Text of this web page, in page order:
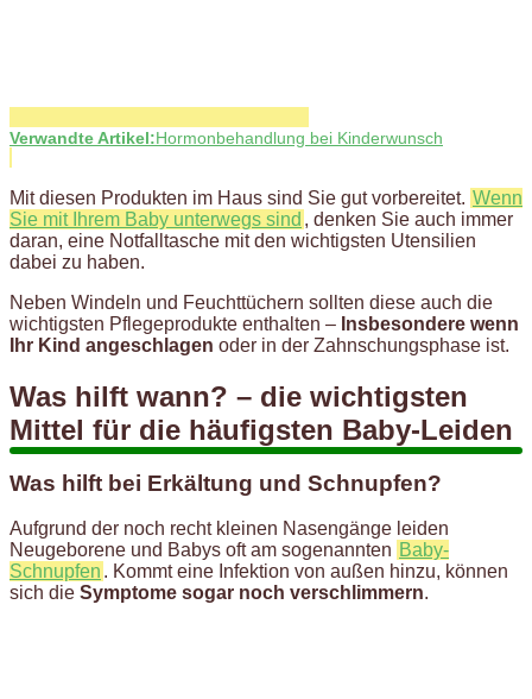
Verwandte Artikel:Hormonbehandlung bei Kinderwunsch
Mit diesen Produkten im Haus sind Sie gut vorbereitet. Wenn
Sie mit Ihrem Baby unterwegs sind , denken Sie auch immer
daran, eine Notfalltasche mit den wichtigsten Utensilien
dabei zu haben.
Neben Windeln und Feuchttüchern sollten diese auch die
wichtigsten Pflegeprodukte enthalten – Insbesondere wenn
Ihr Kind angeschlagen oder in der Zahnschungsphase ist.
Was hilft wann? – die wichtigsten
Mittel für die häufigsten Baby-Leiden
Was hilft bei Erkältung und Schnupfen?
Aufgrund der noch recht kleinen Nasengänge leiden
Neugeborene und Babys oft am sogenannten Baby-
Schnupfen . Kommt eine Infektion von außen hinzu, können
sich die Symptome sogar noch verschlimmern.